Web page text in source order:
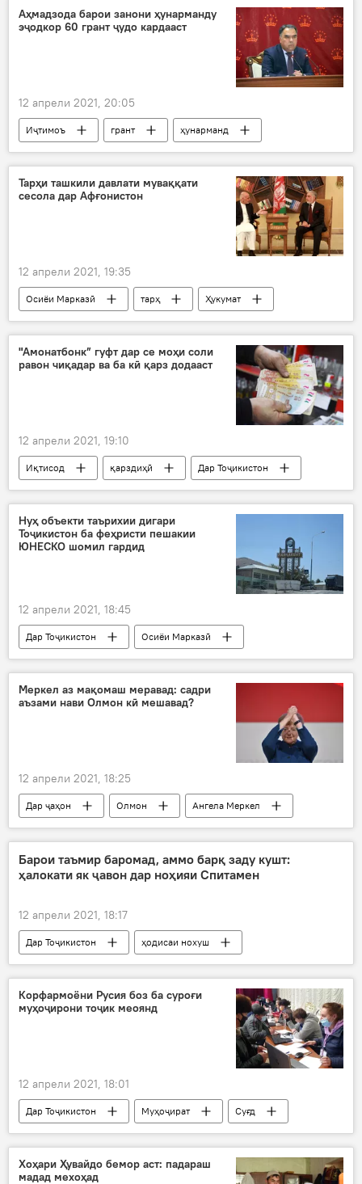
Илм ва фанноварӣ
Олимон
помир
Дар Тоҷикистон
Аҳмадзода барои занони ҳунарманду
эҷодкор 60 грант ҷудо кардааст
12 апрели 2021, 20:05
Иҷтимоъ грант
ҳунарманд
занон
Аҳмадзода
Дар Тоҷикистон
Тарҳи ташкили давлати муваққати
сесола дар Афғонистон
12 апрели 2021, 19:35
Осиёи Марказӣ тарҳ
Ҳукумат
Афғонистон
"Амонатбонк” гуфт дар се моҳи соли
равон чиқадар ва ба кӣ қарз додааст
12 апрели 2021, 19:10
Иқтисод қарздиҳӣ
Дар Тоҷикистон
Амонатбонк
Нуҳ объекти таърихии дигари
Тоҷикистон ба феҳристи пешакии
ЮНЕСКО шомил гардид
12 апрели 2021, 18:45
Дар Тоҷикистон
Осиёи Марказӣ
Роҳи абрешим
таърихӣ
мероси фарҳангӣ
Меркел аз мақомаш меравад: садри
аъзами нави Олмон кӣ мешавад?
12 апрели 2021, 18:25
Дар ҷаҳон Олмон
Ангела Меркел
мақом
Сиёсат
Барои таъмир баромад, аммо барқ заду кушт:
ҳалокати як ҷавон дар ноҳияи Спитамен
12 апрели 2021, 18:17
Дар Тоҷикистон ҳодисаи нохуш
Корфармоёни Русия боз ба суроғи
муҳоҷирони тоҷик меоянд
12 апрели 2021, 18:01
Дар Тоҷикистон Муҳоҷират
Суғд
корфармо
Хоҳари Ҳувайдо бемор аст: падараш
мадад мехоҳад